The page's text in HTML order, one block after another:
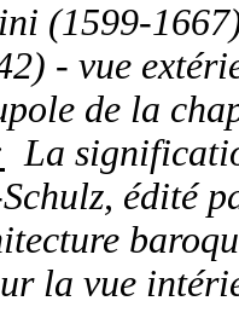
(1599-
- vue
de la
La
édité
la vue